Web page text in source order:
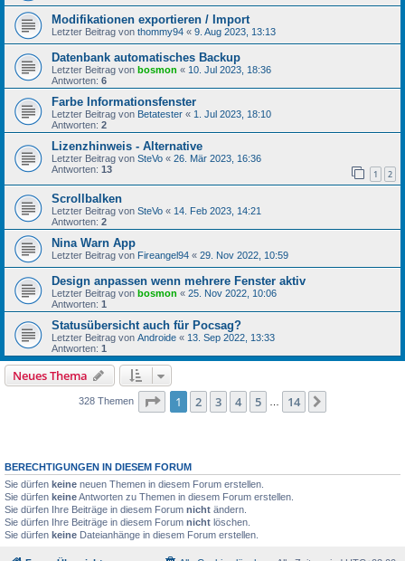
Modifikationen exportieren / Import
Letzter Beitrag von thommy94 « 9. Aug 2023, 13:13
Datenbank automatisches Backup
Letzter Beitrag von bosmon « 10. Jul 2023, 18:36
Antworten: 6
Farbe Informationsfenster
Letzter Beitrag von Betatester « 1. Jul 2023, 18:10
Antworten: 2
Lizenzhinweis - Alternative
Letzter Beitrag von SteVo « 26. Mär 2023, 16:36
Antworten: 13 1 2
Scrollbalken
Letzter Beitrag von SteVo « 14. Feb 2023, 14:21
Antworten: 2
Nina Warn App
Letzter Beitrag von Fireangel94 « 29. Nov 2022, 10:59
Design anpassen wenn mehrere Fenster aktiv
Letzter Beitrag von bosmon « 25. Nov 2022, 10:06
Antworten: 1
Statusübersicht auch für Pocsag?
Letzter Beitrag von Androide « 13. Sep 2022, 13:33
Antworten: 1
Neues Thema
328 Themen Seite 1von 14
1 2 3 4 5 14
BERECHTIGUNGEN IN DIESEM FORUM
Sie dürfen keine neuen Themen in diesem Forum erstellen.
Sie dürfen keineAntworten zu Themen in diesem Forum erstellen.
Sie dürfen Ihre Beiträge in diesem Forum nicht ändern.
Sie dürfen Ihre Beiträge in diesem Forum nicht löschen.
Sie dürfen keine Dateianhänge in diesem Forum erstellen.